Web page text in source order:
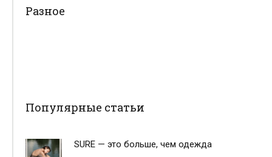
Разное
Популярные статьи
SURE — это больше, чем одежда